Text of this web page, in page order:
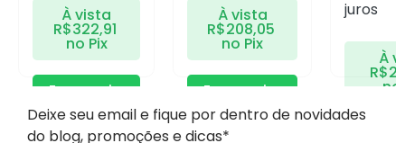
À vista
R$322,91
no Pix
Economize
R$
Pix
À vista
R$208,05
no Pix
Economize
10,95
Pix
juros
À
R$
no
Deixe seu email e fique por dentro de novidades
do blog, promoções e dicas*